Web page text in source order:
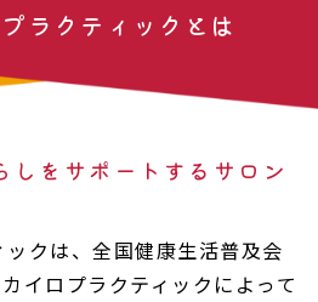
ラクティックとは
しをサポートするサロン
クは、全国健康生活普及会
イロプラクティックによって